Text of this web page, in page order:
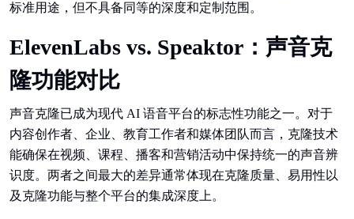
标准用途，但不具备同等的深度和定制范围。
ElevenLabs vs. Speaktor：声音克
隆功能对比
声音克隆已成为现代 AI 语音平台的标志性功能之一。对于
内容创作者、企业、教育工作者和媒体团队而言，克隆技术
能确保在视频、课程、播客和营销活动中保持统一的声音辨
识度。两者之间最大的差异通常体现在克隆质量、易用性以
及克隆功能与整个平台的集成深度上。